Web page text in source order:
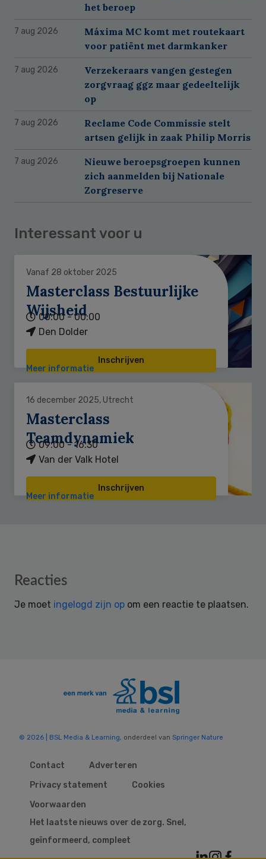
het beroep
7 aug 2026
Máxima MC komt met routekaart
voor patiënt met darmkanker
7 aug 2026
Verzekeraars vangen gestegen
zorgvraag ggz maar gedeeltelijk
op
7 aug 2026
Reclame Code Commissie stelt
artsen gelijk in zaak Philip Morris
7 aug 2026
Nieuwe beroepsgroepen kunnen
zich aanmelden bij Nationale
Zorgreserve
Interessant voor u
Vanaf 28 oktober 2025
Masterclass Bestuurlijke
Wijsheid
00:00 - 00:00
Den Dolder
Inschrijven
Meer informatie
16 december 2025, Utrecht
Masterclass
Teamdynamiek
09:00 - 16:30
Van der Valk Hotel
Inschrijven
Meer informatie
Reader
Reacties
Je moet ingelogd zijn op om een reactie te plaatsen.
© 2026 | BSL Media & Learning, onderdeel van Springer Nature
Contact
Adverteren
Privacy statement
Cookies
Voorwaarden
Het laatste nieuws over de zorg. Snel,
geïnformeerd, compleet